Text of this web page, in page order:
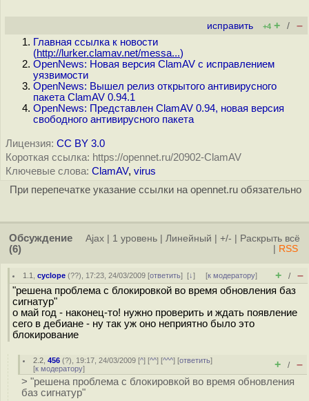
исправить +4 + / –
Главная ссылка к новости
(http://lurker.clamav.net/messa...)
OpenNews: Новая версия ClamAV с исправлением
уязвимости
OpenNews: Вышел релиз открытого антивирусного
пакета ClamAV 0.94.1
OpenNews: Представлен ClamAV 0.94, новая версия
свободного антивирусного пакета
Лицензия: CC BY 3.0
Короткая ссылка: https://opennet.ru/20902-ClamAV
Ключевые слова: ClamAV, virus
При перепечатке указание ссылки на opennet.ru обязательно
Обсуждение
(6)
Ajax 1 уровень Линейный +/-
Раскрыть всё
RSS
1.1 ,cyclope (??), 17:23, 24/03/2009 [ответить][↓] [к модератору] + / –
"решена проблема с блокировкой во время обновления баз
сигнатур"
о май год - наконец-то! нужно проверить и ждать появление
сего в дебиане - ну так уж оно неприятно было это
блокирование
2.2 ,456 (?), 19:17, 24/03/2009 [^] [^^] [^^^] [ответить]
[к модератору] + / –
> "решена проблема с блокировкой во время обновления
баз сигнатур"